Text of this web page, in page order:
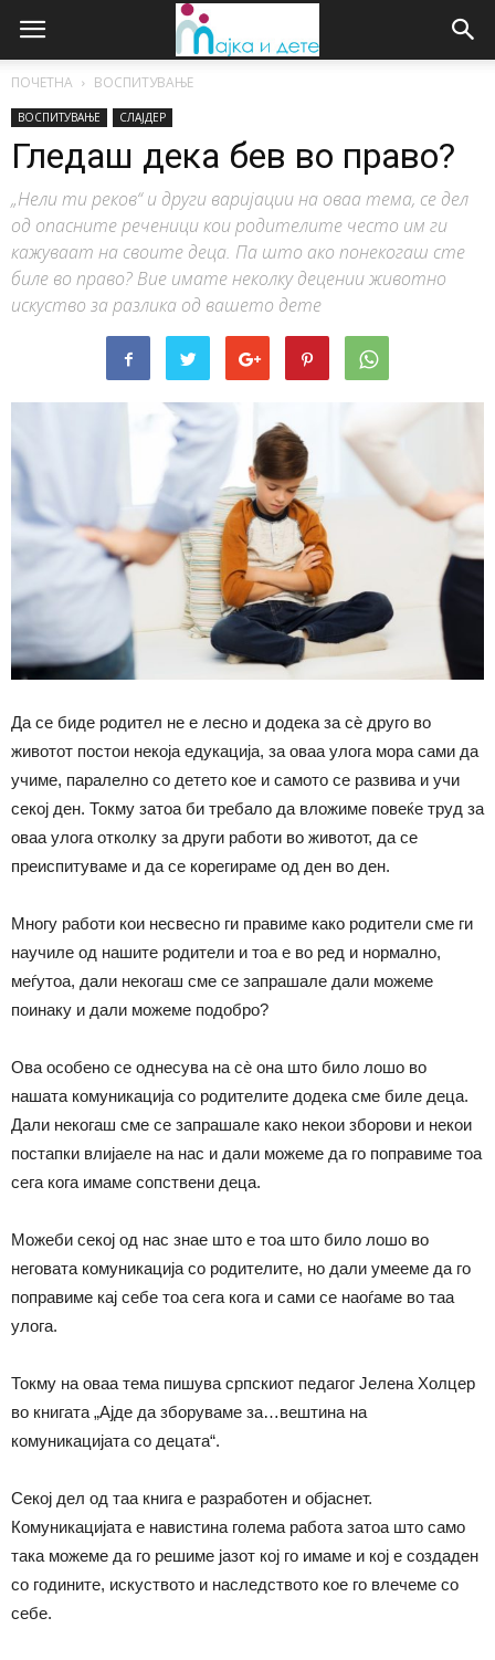
ПОЧЕТНА ВОСПИТУВАЊЕ
ВОСПИТУВАЊЕ СЛАЈДЕР
Гледаш дека бев во право?
„Нели ти реков“ и други варијации на оваа тема, се дел
од опасните реченици кои родителите често им ги
кажуваат на своите деца. Па што ако понекогаш сте
биле во право? Вие имате неколку децении животно
искуство за разлика од вашето дете
Да се биде родител не е лесно и додека за сѐ друго во
животот постои некоја едукација, за оваа улога мора сами да
учиме, паралелно со детето кое и самото се развива и учи
секој ден. Токму затоа би требало да вложиме повеќе труд за
оваа улога отколку за други работи во животот, да се
преиспитуваме и да се корегираме од ден во ден.
Многу работи кои несвесно ги правиме како родители сме ги
научиле од нашите родители и тоа е во ред и нормално,
меѓутоа, дали некогаш сме се запрашале дали можеме
поинаку и дали можеме подобро?
Ова особено се однесува на сѐ она што било лошо во
нашата комуникација со родителите додека сме биле деца.
Дали некогаш сме се запрашале како некои зборови и некои
постапки влијаеле на нас и дали можеме да го поправиме тоа
сега кога имаме сопствени деца.
Можеби секој од нас знае што е тоа што било лошо во
неговата комуникација со родителите, но дали умееме да го
поправиме кај себе тоа сега кога и сами се наоѓаме во таа
улога.
Токму на оваа тема пишува српскиот педагог Јелена Холцер
во книгата „Ајде да зборуваме за…вештина на
комуникацијата со децата“.
Секој дел од таа книга е разработен и објаснет.
Комуникацијата е навистина голема работа затоа што само
така можеме да го решиме јазот кој го имаме и кој е создаден
со годините, искуството и наследството кое го влечеме со
себе.